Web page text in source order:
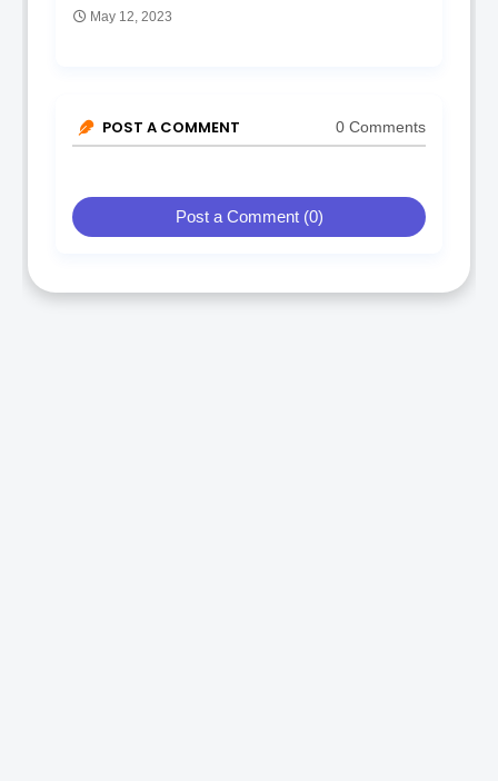
May 12, 2023
POST A COMMENT 0 Comments
Post a Comment (0)